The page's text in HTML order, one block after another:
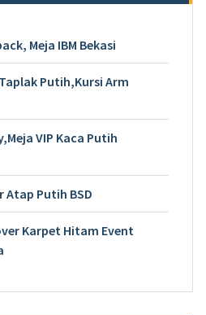
Meja IBM Bekasi
Putih,Kursi Arm
VIP Kaca Putih
Atap Putih BSD
Karpet Hitam Event